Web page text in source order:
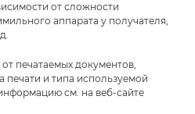
от сложности
аппарата у получателя,
печатаемых документов,
и типа используемой
см. на веб-сайте